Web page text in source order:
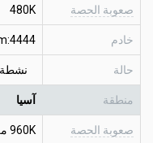
صعوبة الحصة 480K
خادم
حالة نشطة
منطقة آسيا
صعوبة الحصة 960K من أجل Nicehash